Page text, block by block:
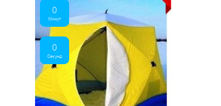
0
Минут
0
Секунд